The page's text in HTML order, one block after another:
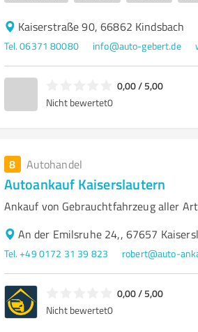
Kaiserstraße 90, 66862 Kindsbach
Tel. 06371 80080 info@auto-gebert.de
0,00 / 5,00
Nicht bewertet0
8 Autohandel
Autoankauf Kaiserslautern
Ankauf von Gebrauchtfahrzeug aller
An der Emilsruhe 24,, 67657
Tel. +49 0172 31 39 823 robert@auto-
0,00 / 5,00
Nicht bewertet0